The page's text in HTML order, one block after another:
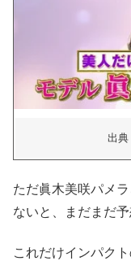
出典
ただ眞木美咲パメ
ないと、まだまだ予
これだけインパク